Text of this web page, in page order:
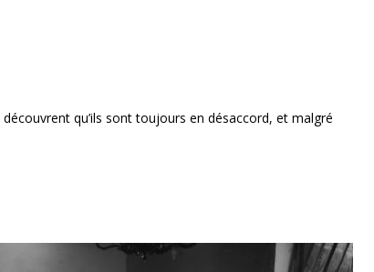
qu’ils sont toujours en désaccord, et malgré